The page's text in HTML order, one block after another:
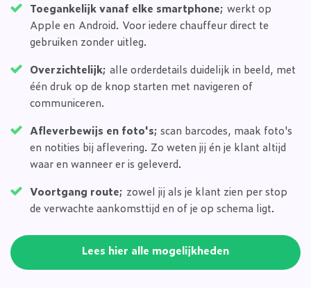
Toegankelijk vanaf elke smartphone; werkt op
Apple en Android. Voor iedere chauffeur direct te
gebruiken zonder uitleg.
Overzichtelijk; alle orderdetails duidelijk in beeld, met
één druk op de knop starten met navigeren of
communiceren.
Afleverbewijs en foto's; scan barcodes, maak foto's
en notities bij aflevering. Zo weten jij én je klant altijd
waar en wanneer er is geleverd.
Voortgang route; zowel jij als je klant zien per stop
de verwachte aankomsttijd en of je op schema ligt.
Lees hier alle mogelijkheden